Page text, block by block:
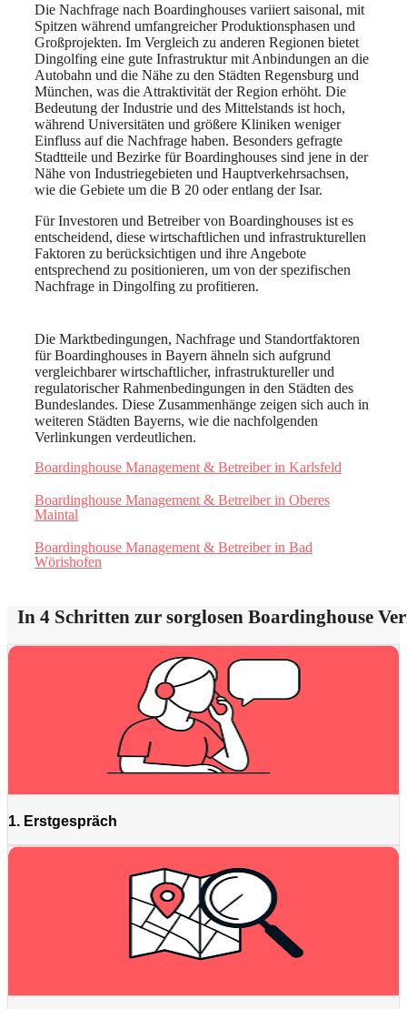
Die Nachfrage nach Boardinghouses variiert saisonal, mit
Spitzen während umfangreicher Produktionsphasen und
Großprojekten. Im Vergleich zu anderen Regionen bietet
Dingolfing eine gute Infrastruktur mit Anbindungen an die
Autobahn und die Nähe zu den Städten Regensburg und
München, was die Attraktivität der Region erhöht. Die
Bedeutung der Industrie und des Mittelstands ist hoch,
während Universitäten und größere Kliniken weniger
Einfluss auf die Nachfrage haben. Besonders gefragte
Stadtteile und Bezirke für Boardinghouses sind jene in der
Nähe von Industriegebieten und Hauptverkehrsachsen,
wie die Gebiete um die B 20 oder entlang der Isar.
Für Investoren und Betreiber von Boardinghouses ist es
entscheidend, diese wirtschaftlichen und infrastrukturellen
Faktoren zu berücksichtigen und ihre Angebote
entsprechend zu positionieren, um von der spezifischen
Nachfrage in Dingolfing zu profitieren.
Die Marktbedingungen, Nachfrage und Standortfaktoren
für Boardinghouses in Bayern ähneln sich aufgrund
vergleichbarer wirtschaftlicher, infrastruktureller und
regulatorischer Rahmenbedingungen in den Städten des
Bundeslandes. Diese Zusammenhänge zeigen sich auch in
weiteren Städten Bayerns, wie die nachfolgenden
Verlinkungen verdeutlichen.
Boardinghouse Management & Betreiber in Karlsfeld
Boardinghouse Management & Betreiber in Oberes
Maintal
Boardinghouse Management & Betreiber in Bad
Wörishofen
In 4 Schritten zur sorglosen Boardinghouse
1. Erstgespräch